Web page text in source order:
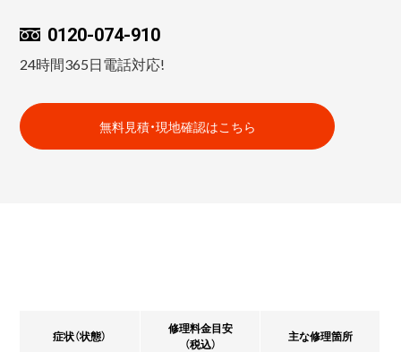
0120-074-910
24時間365日電話対応!
無料見積・現地確認はこちら
症状（状態）
修理料金目安
（税込）
主な修理箇所